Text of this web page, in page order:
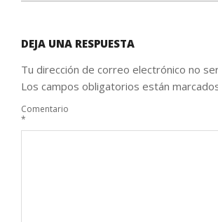
DEJA UNA RESPUESTA
Tu dirección de correo electrónico no
Los campos obligatorios están
Comentario
*